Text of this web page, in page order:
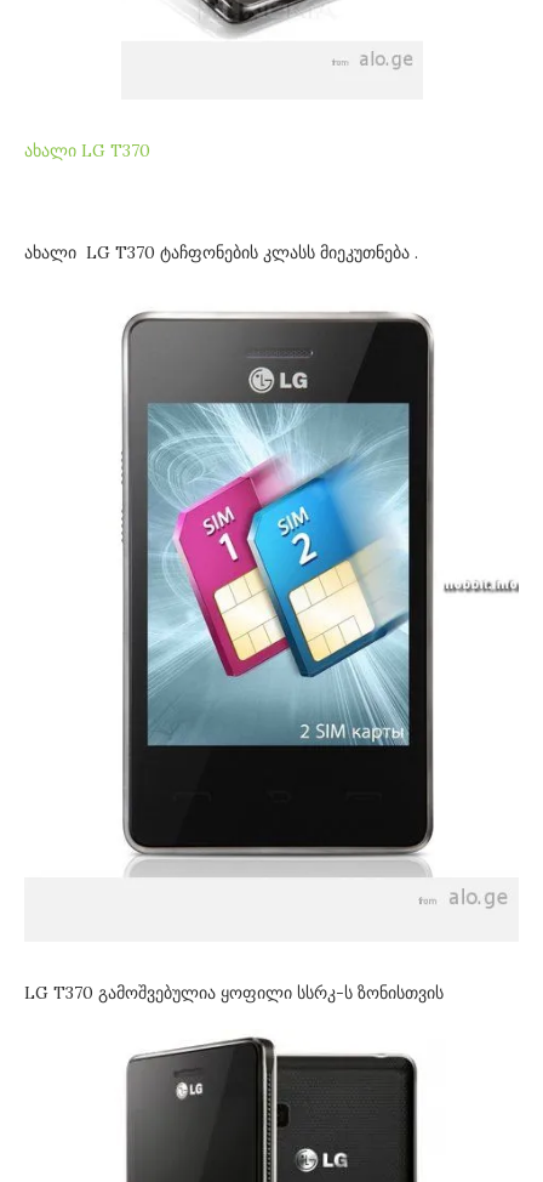
ახალი LG T370
ახალი LG T370 ტაჩფონების კლასს მიეკუთნება .
LG T370 გამოშვებულია ყოფილი სსრკ-ს ზონისთვის